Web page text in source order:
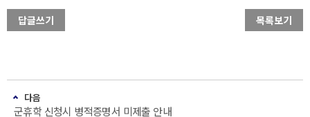
답글쓰기 목록보기
다음
군휴학 신청시 병적증명서 미제출 안내